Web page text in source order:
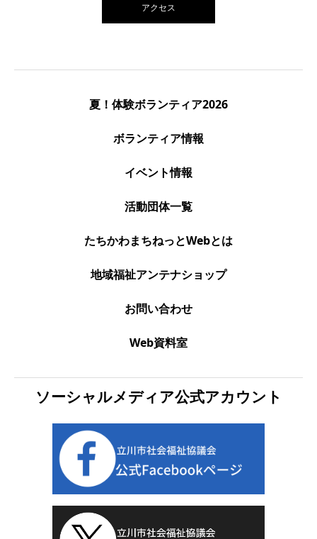
アクセス
夏！体験ボランティア2026
ボランティア情報
イベント情報
活動団体一覧
たちかわまちねっとWebとは
地域福祉アンテナショップ
お問い合わせ
Web資料室
ソーシャルメディア公式アカウント